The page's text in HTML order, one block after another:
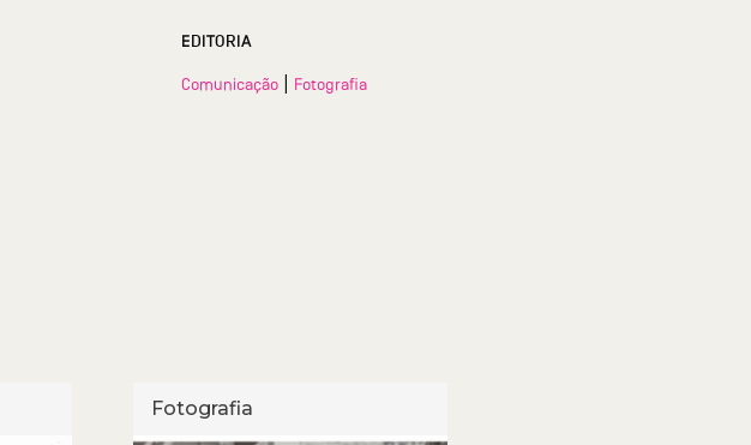
EDITORIA
Comunicação Fotografia
Fotografia